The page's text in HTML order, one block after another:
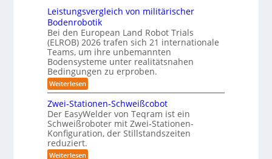
D
-
S
t
e
r
e
o
-
K
a
m
e
u
t
t
l
e
-
S
y
s
t
e
f
Leistungsvergleich von militärischer
Bodenrobotik
Bei den European Land Robot Trials
(ELROB) 2026 trafen sich 21 internationale
Teams, um ihre unbemannten
Bodensysteme unter realitätsnahen
Bedingungen zu erproben.
Weiterlesen:
L
e
i
s
t
u
g
Zwei-Stationen-Schweißcobot
Der EasyWelder von Teqram ist ein
Schweißroboter mit Zwei-Stationen-
Konfiguration, der Stillstandszeiten
reduziert.
Weiterlesen: